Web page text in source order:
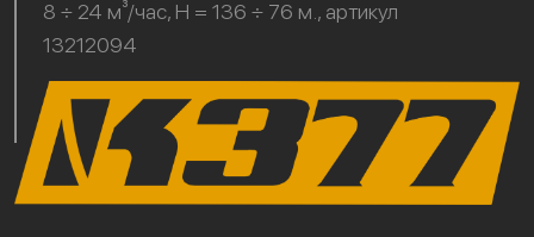
8 ÷ 24 м³/час, H = 136 ÷ 76 м., артикул
13212094